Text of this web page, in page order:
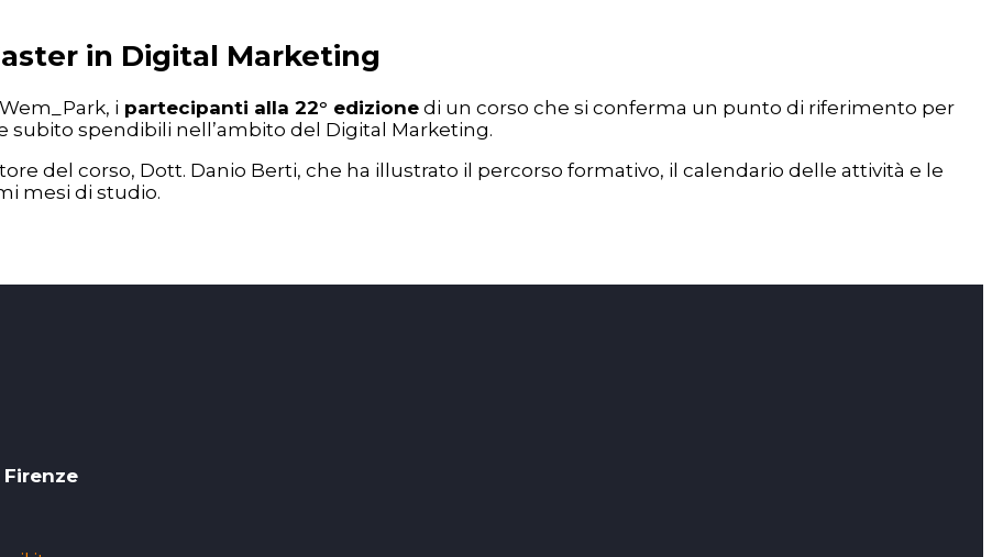
in Digital Marketing
i partecipanti alla 22° edizione di un corso che si conferma un punto di riferimento per
spendibili nell’ambito del Digital Marketing.
del corso, Dott. Danio Berti, che ha illustrato il percorso formativo, il calendario delle attività e le
mesi di studio.